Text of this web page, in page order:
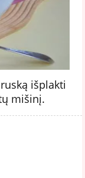
išplakti
mišinį.